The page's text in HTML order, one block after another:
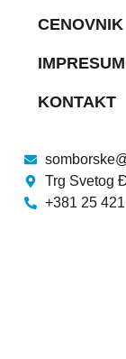
CENOVNIK
IMPRESUM
KONTAKT
Trg Svetog
+381 25